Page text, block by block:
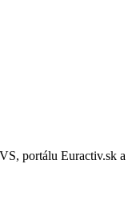
portálu Euractiv.sk a